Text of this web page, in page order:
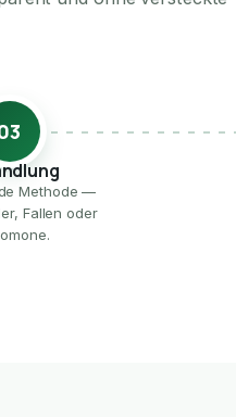
Methode —
Fallen oder